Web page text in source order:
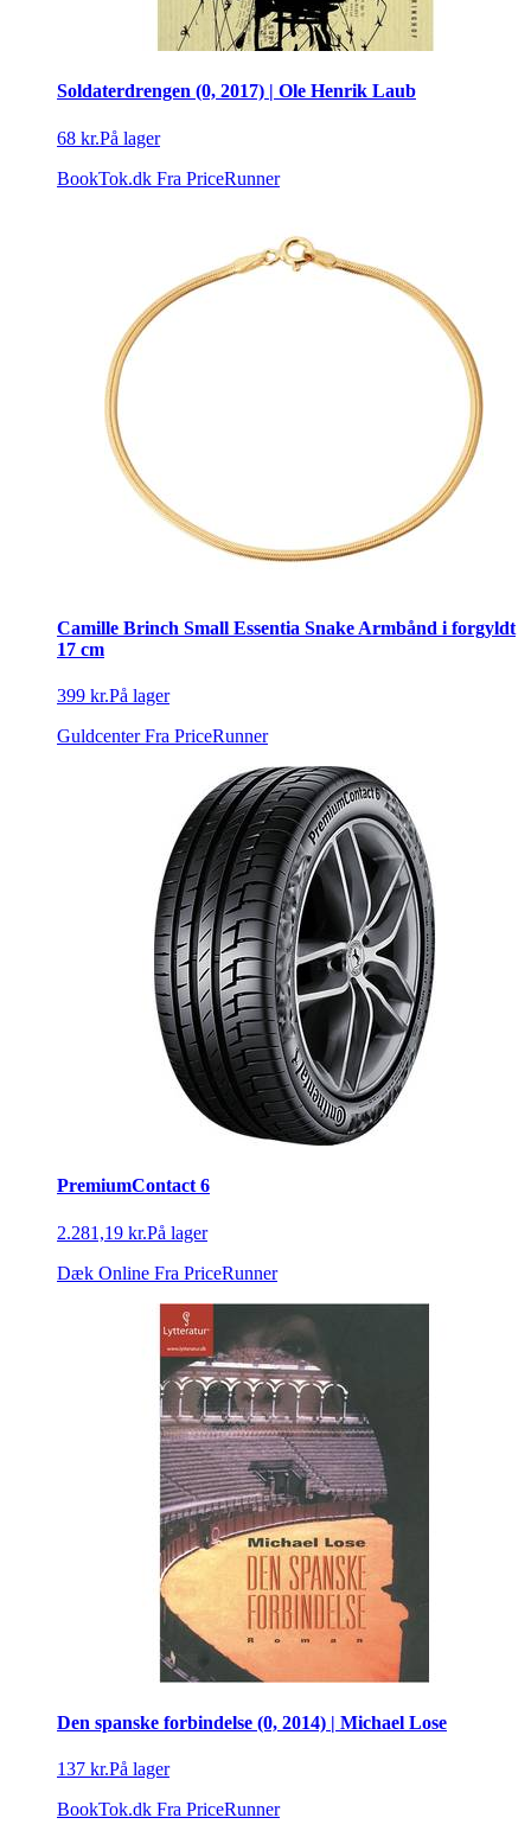
Soldaterdrengen (0, 2017) | Ole Henrik Laub
68 kr.På lager
BookTok.dk Fra PriceRunner
Camille Brinch Small Essentia Snake Armbånd i forgyldt
17 cm
399 kr.På lager
Guldcenter Fra PriceRunner
PremiumContact 6
2.281,19 kr.På lager
Dæk Online Fra PriceRunner
Den spanske forbindelse (0, 2014) | Michael Lose
137 kr.På lager
BookTok.dk Fra PriceRunner